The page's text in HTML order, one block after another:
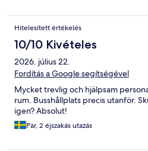
Hitelesített értékelés
10/10 Kivételes
2026. július 22.
Fordítás a Google segítségével
Mycket trevlig och hjälpsam
rum. Busshållplats precis utanför.
igen? Absolut!
Pär, 2 éjszakás utazás